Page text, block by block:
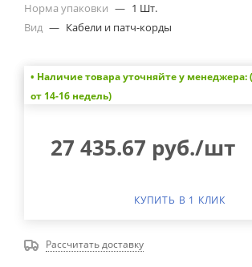
Норма упаковки — 1 Шт.
Вид — Кабели и патч-корды
• Наличие товара уточняйте у менеджера:
от 14-16 недель)
27 435.67 руб./шт
КУПИТЬ В 1 КЛИК
Рассчитать доставку